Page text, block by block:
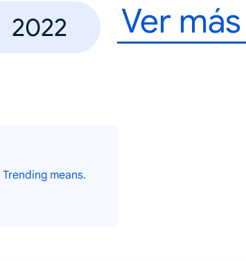
2022 Ver más
means.